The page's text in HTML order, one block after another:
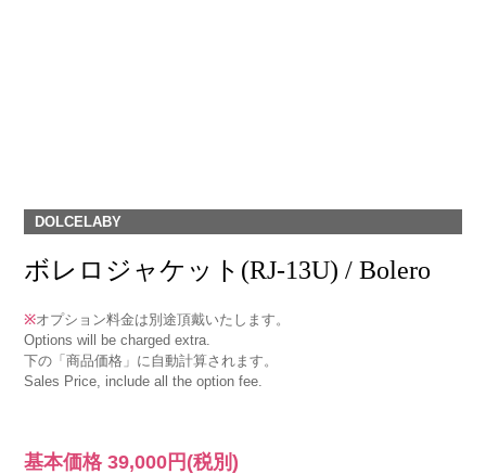
DOLCELABY
ボレロジャケット(RJ-13U) / Bolero
※オプション料金は別途頂戴いたします。
Options will be charged extra.
下の「商品価格」に自動計算されます。
Sales Price, include all the option fee.
基本価格39,000円 (税別)